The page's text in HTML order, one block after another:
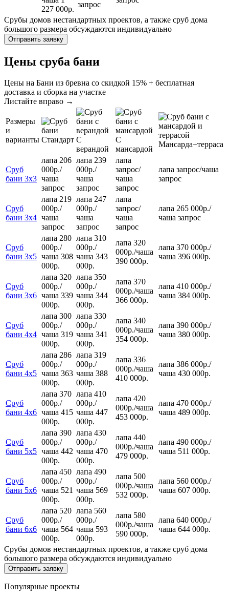
227 000р.
запрос
Срубы домов нестандартных проектов, а также сруб дома
большого размера обсуждаются индивидуально
Цены сруба бани
Цены на Бани из бревна со скидкой 15% + бесплатная
доставка и сборка на участке
Листайте вправо →
Размеры
и
варианты Стандарт С
верандой
С
мансардой
Мансарда+терраса
Сруб
бани 3х3
лапа 206
000р./
чаша
запрос
лапа 239
000р./
чаша
запрос
лапа
запрос/
чаша
запрос
лапа запрос/чаша
запрос
Сруб
бани 3х4
лапа 219
000р./
чаша
запрос
лапа 247
000р./
чаша
запрос
лапа
запрос/
чаша
запрос
лапа 265 000р./
чаша запрос
Сруб
бани 3х5
лапа 280
000р./
чаша 308
000р.
лапа 310
000р./
чаша 343
000р.
лапа 320
000р./чаша
390 000р.
лапа 370 000р./
чаша 396 000р.
Сруб
бани 3х6
лапа 320
000р./
чаша 339
000р.
лапа 350
000р./
чаша 344
000р.
лапа 370
000р./чаша
366 000р.
лапа 410 000р./
чаша 384 000р.
Сруб
бани 4х4
лапа 300
000р./
чаша 319
000р.
лапа 330
000р./
чаша 341
000р.
лапа 340
000р./чаша
354 000р.
лапа 390 000р./
чаша 380 000р.
Сруб
бани 4х5
лапа 286
000р./
чаша 363
000р.
лапа 319
000р./
чаша 388
000р.
лапа 336
000р./чаша
410 000р.
лапа 386 000р./
чаша 430 000р.
Сруб
бани 4х6
лапа 370
000р./
чаша 415
000р.
лапа 410
000р./
чаша 447
000р.
лапа 420
000р./чаша
453 000р.
лапа 470 000р./
чаша 489 000р.
Сруб
бани 5х5
лапа 390
000р./
чаша 442
000р.
лапа 430
000р./
чаша 470
000р.
лапа 440
000р./чаша
479 000р.
лапа 490 000р./
чаша 511 000р.
Сруб
бани 5х6
лапа 450
000р./
чаша 521
000р.
лапа 490
000р./
чаша 569
000р.
лапа 500
000р./чаша
532 000р.
лапа 560 000р./
чаша 607 000р.
Сруб
бани 6х6
лапа 520
000р./
чаша 564
000р.
лапа 560
000р./
чаша 593
000р.
лапа 580
000р./чаша
590 000р.
лапа 640 000р./
чаша 644 000р.
Срубы домов нестандартных проектов, а также сруб дома
большого размера обсуждаются индивидуально
Популярные проекты